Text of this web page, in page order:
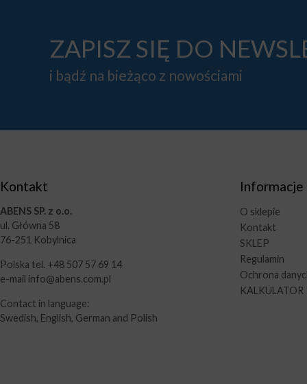
ZAPISZ SIĘ DO
i bądź na bieżąco z nowościami
Kontakt
ABENS SP. z o.o.
ul. Główna 58
76-251 Kobylnica
Polska tel. +48 507 57 69 14
e-mail info@abens.com.pl
Contact in language:
Swedish, English, German and Polish
Informacje
O sklepie
Kontakt
SKLEP
Regulamin
Ochrona
KALKULATOR